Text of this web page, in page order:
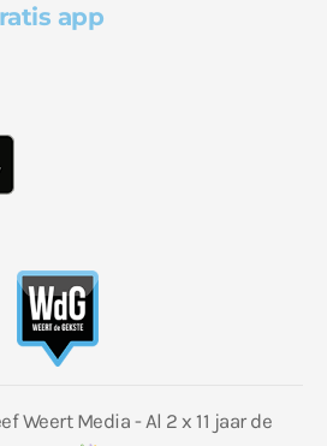
app
Weert Media - Al 2 x 11 jaar de